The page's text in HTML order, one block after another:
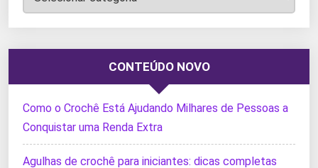
CONTEÚDO NOVO
Como o Crochê Está Ajudando Milhares de Pessoas a
Conquistar uma Renda Extra
Agulhas de crochê para iniciantes: dicas completas